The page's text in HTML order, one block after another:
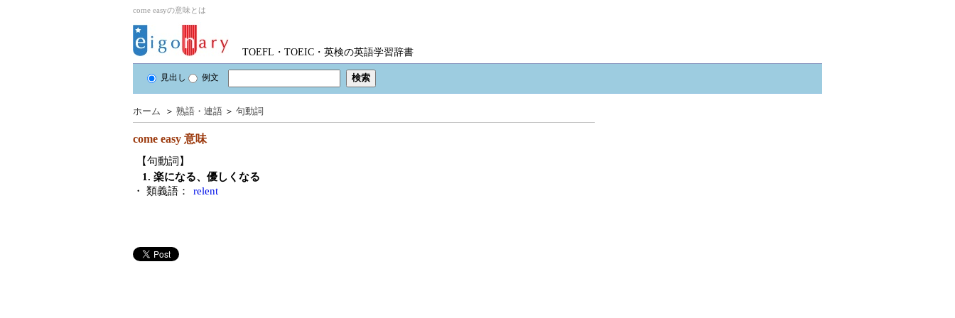
come easyの意味とは
TOEFL・TOEIC・英検の英語学習辞書
見出し 例文
ホーム ＞ 熟語・連語 ＞ 句動詞
come easy 意味
【句動詞】
1. 楽になる、優しくなる
・ 類義語：
relent